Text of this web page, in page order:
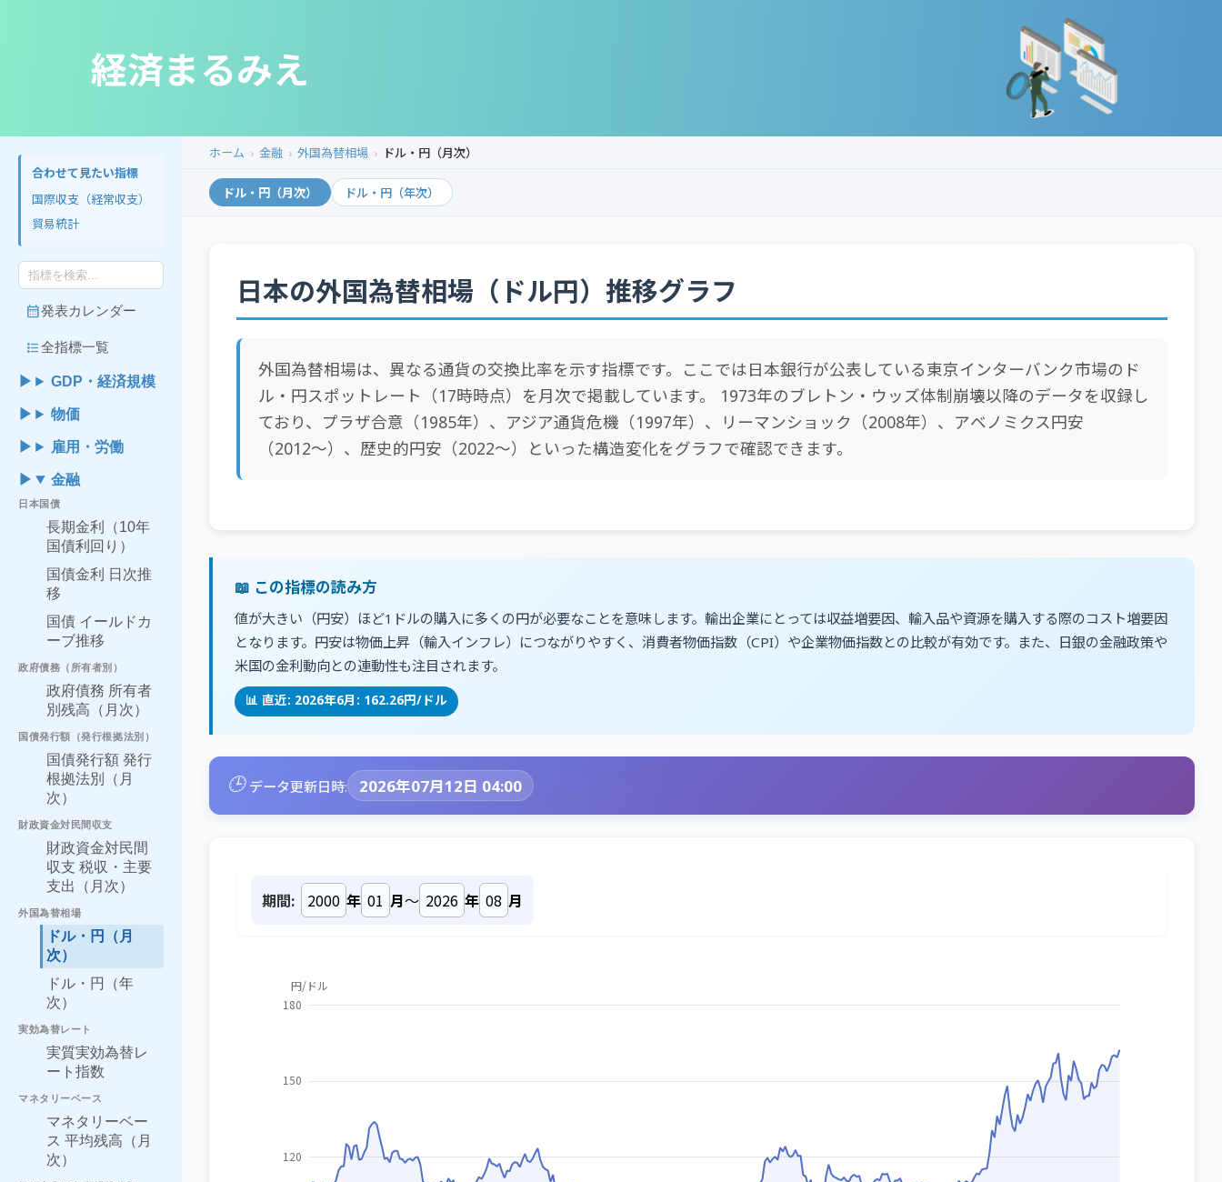
経済まるみえ
合わせて見たい指標
国際収支（経常収支）
貿易統計
calendar_month発表カレンダー
format_list_bulleted全指標一覧
GDP・経済規模
物価
雇用・労働
金融
日本国債
長期金利（10年
国債利回り）
国債金利 日次推
移
国債 イールドカ
ーブ推移
政府債務（所有者別）
政府債務 所有者
別残高（月次）
国債発行額（発行根拠法別）
国債発行額 発行
根拠法別（月
次）
財政資金対民間収支
財政資金対民間
収支 税収・主要
支出（月次）
外国為替相場
ドル・円（月
次）
ドル・円（年
次）
実効為替レート
実質実効為替レ
ート指数
マネタリーベース
マネタリーベー
ス 平均残高（月
次）
ホーム 金融 外国為替相場 ドル・円（月次）
ドル・円（月次） ドル・円（年次）
日本の外国為替相場（ドル円）推移グラフ
外国為替相場は、異なる通貨の交換比率を示す指標です。ここでは日本銀行が公表している東京インターバンク市場のド
ル・円スポットレート（17時時点）を月次で掲載しています。 1973年のブレトン・ウッズ体制崩壊以降のデータを収録し
ており、プラザ合意（1985年）、アジア通貨危機（1997年）、リーマンショック（2008年）、アベノミクス円安
（2012〜）、歴史的円安（2022〜）といった構造変化をグラフで確認できます。
📖 この指標の読み方
値が大きい（円安）ほど1ドルの購入に多くの円が必要なことを意味します。輸出企業にとっては収益増要因、輸入品や資源を購入する際のコスト増要因
となります。円安は物価上昇（輸入インフレ）につながりやすく、消費者物価指数（CPI）や企業物価指数との比較が有効です。また、日銀の金融政策や
米国の金利動向との連動性も注目されます。
📊 直近: 2026年6月: 162.26円/ドル
🕒 データ更新日時: 2026年07月12日 04:00
期間: 年 月～ 年 月